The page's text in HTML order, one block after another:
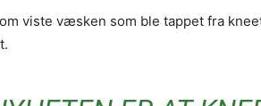
viste væsken som ble tappet fra